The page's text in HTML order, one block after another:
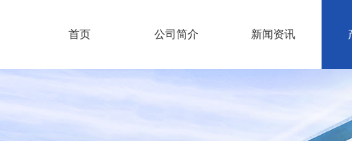
首页 公司简介 新闻资讯